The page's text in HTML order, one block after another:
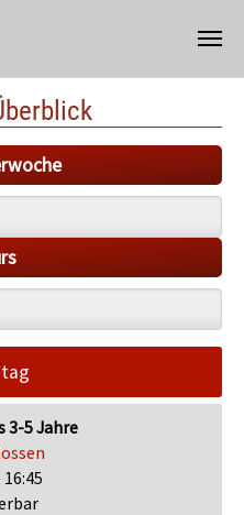
3-5 Jahre
16:45